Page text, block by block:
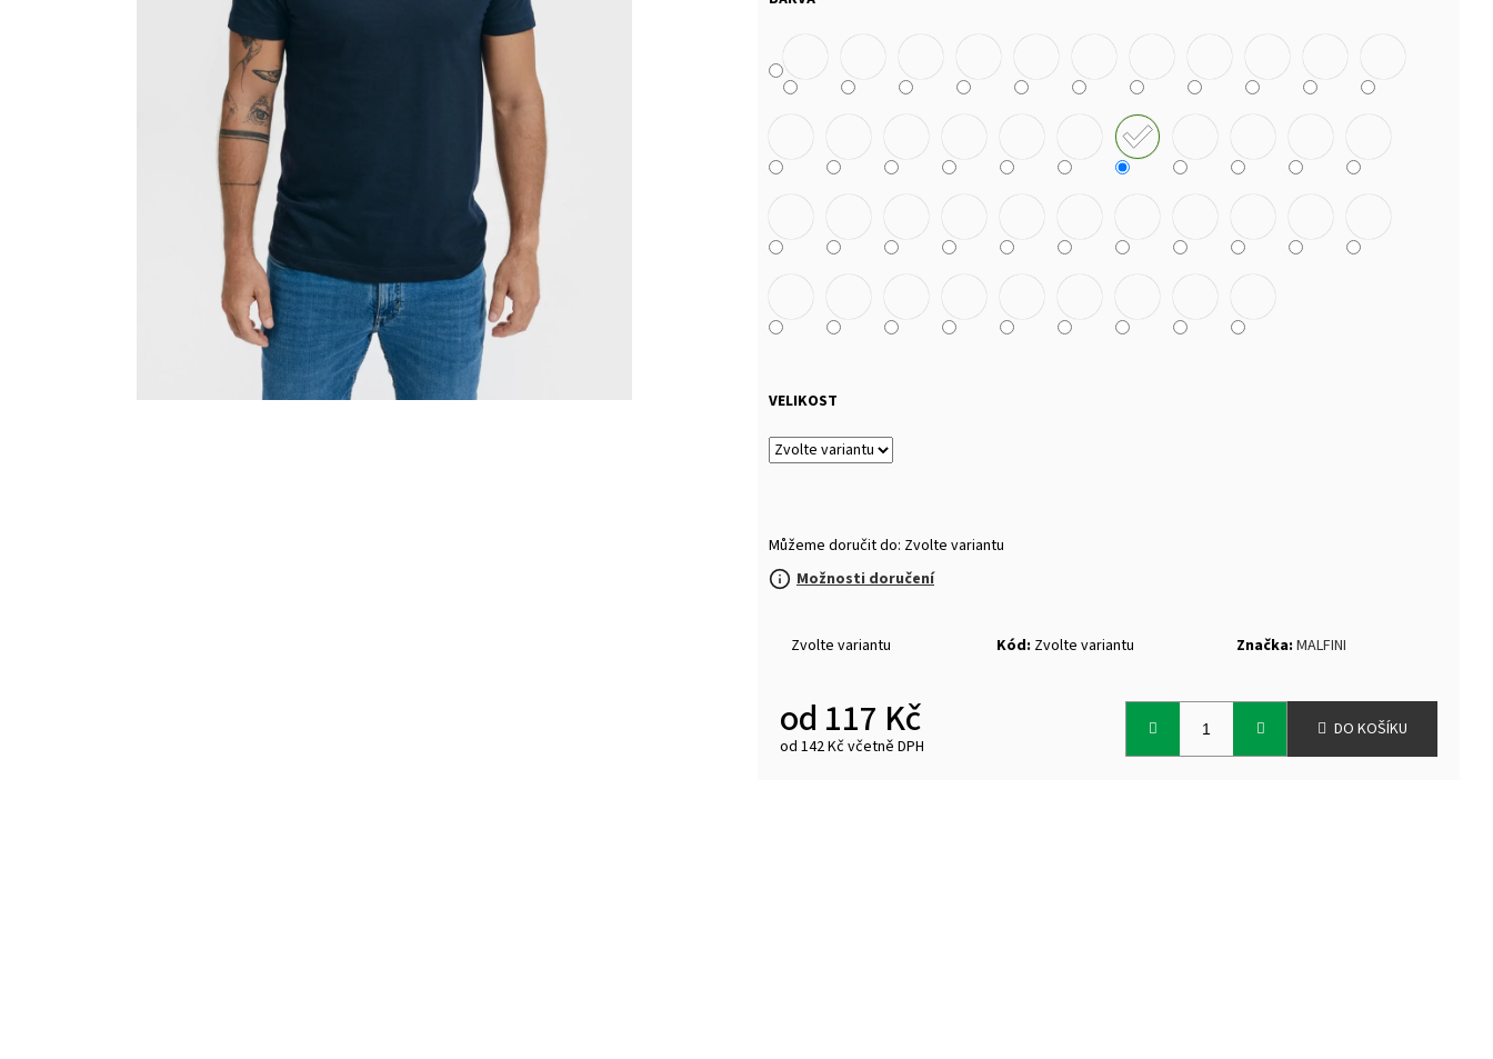
VELIKOST
Můžeme doručit do: Zvolte variantu
Možnosti doručení
Zvolte variantu Kód: Zvolte variantu Značka: MALFINI
od 117 Kč
od 142 Kčvčetně DPH
DO KOŠÍKU
160 G, 100% BAVLNA, SILIKONOVÁ ÚPRAVA
92 Kč
32 Kč